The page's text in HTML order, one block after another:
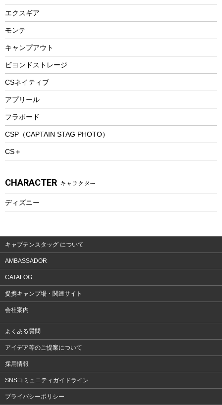
トレー
ランチョンマット
ランチボックス
エアーポンプ
ビーチテント
ウィンター
スノーシュー
防寒ウェア
トレッキング
トレッキングアクセサリー
プレイグッズ
ウェルネス
ウェア、タオル
ウェア
エクスギア
モンテ
キャンプアウト
ビヨンドストレージ
CSネイティブ
アプリール
フラボード
CSP（CAPTAIN STAG PHOTO）
CS＋
CHARACTER キャラクター
ディズニー
キャプテンスタッグ について
AMBASSADOR
CATALOG
提携キャンプ場・関連サイト
会社案内
よくある質問
アイデア等のご提案について
採用情報
SNSコミュニティガイドライン
プライバシーポリシー